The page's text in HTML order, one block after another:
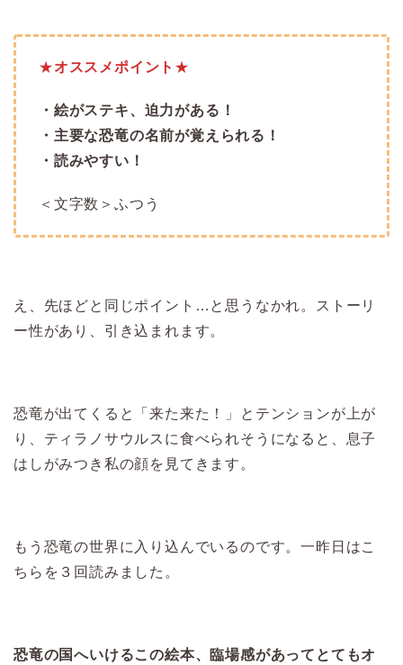
★オススメポイント ★
・絵がステキ、迫力がある！
・主要な恐竜の名前が覚えられる！
・読みやすい！
＜文字数＞ふつう
え、先ほどと同じポイント…と思うなかれ。ストーリ
ー性があり、引き込まれます。
恐竜が出てくると「来た来た！」とテンションが上が
り、ティラノサウルスに食べられそうになると、息子
はしがみつき私の顔を見てきます。
もう恐竜の世界に入り込んでいるのです。一昨日はこ
ちらを３回読みました。
恐竜の国へいけるこの絵本、臨場感があってとてもオ